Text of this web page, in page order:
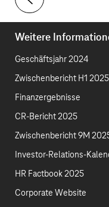
32 Ertragsteuern
Weitere
Geschäftsjahr 2024
Zwischenbericht H1 2025
Finanzergebnisse
CR-Bericht 2025
Zwischenbericht 9M
Investor-Relations-
HR Factbook 2025
Corporate Website